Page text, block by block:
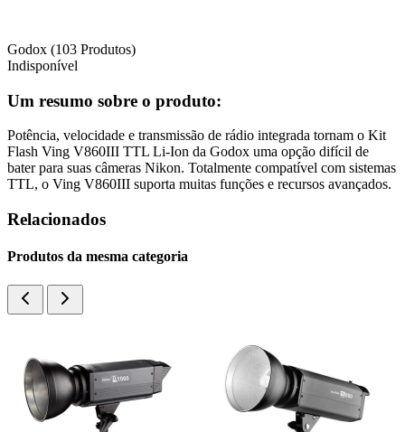
Godox (103 Produtos)
Indisponível
Um resumo sobre o produto:
Potência, velocidade e transmissão de rádio integrada tornam o Kit
Flash Ving V860III TTL Li-Ion da Godox uma opção difícil de
bater para suas câmeras Nikon. Totalmente compatível com sistemas
TTL, o Ving V860III suporta muitas funções e recursos avançados.
Relacionados
Produtos da mesma categoria